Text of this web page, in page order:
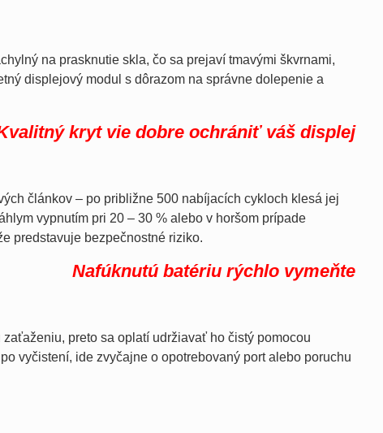
na prasknutie skla, čo sa prejaví tmavými škvrnami,
displejový modul s dôrazom na správne dolepenie a
kryt vie dobre ochrániť váš displej
článkov – po približne 500 nabíjacích cykloch klesá jej
vypnutím pri 20 – 30 % alebo v horšom prípade
predstavuje bezpečnostné riziko.
Nafúknutú batériu rýchlo vymeňte
preto sa oplatí udržiavať ho čistý pomocou
vyčistení, ide zvyčajne o opotrebovaný port alebo poruchu